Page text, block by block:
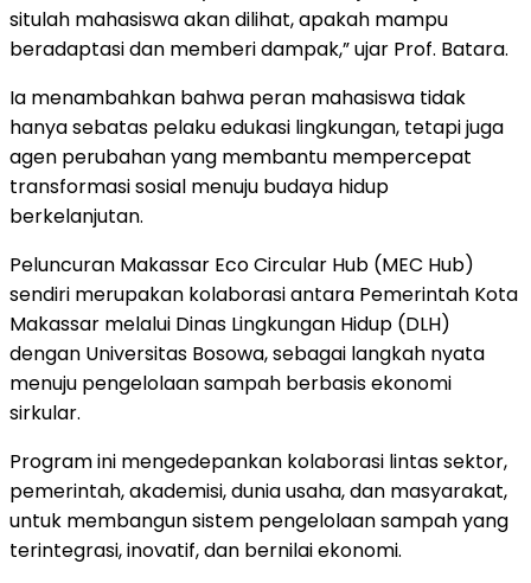
situlah mahasiswa akan dilihat, apakah mampu
beradaptasi dan memberi dampak,” ujar Prof. Batara.
Ia menambahkan bahwa peran mahasiswa tidak
hanya sebatas pelaku edukasi lingkungan, tetapi juga
agen perubahan yang membantu mempercepat
transformasi sosial menuju budaya hidup
berkelanjutan.
Peluncuran Makassar Eco Circular Hub (MEC Hub)
sendiri merupakan kolaborasi antara Pemerintah Kota
Makassar melalui Dinas Lingkungan Hidup (DLH)
dengan Universitas Bosowa, sebagai langkah nyata
menuju pengelolaan sampah berbasis ekonomi
sirkular.
Program ini mengedepankan kolaborasi lintas sektor,
pemerintah, akademisi, dunia usaha, dan masyarakat,
untuk membangun sistem pengelolaan sampah yang
terintegrasi, inovatif, dan bernilai ekonomi.